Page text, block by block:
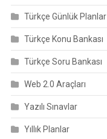
Türkçe Günlük Planlar
Türkçe Konu Bankası
Türkçe Soru Bankası
Web 2.0 Araçları
Yazılı Sınavlar
Yıllık Planlar